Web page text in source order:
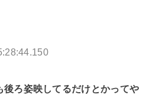
後ろ姿映してるだけとかってや